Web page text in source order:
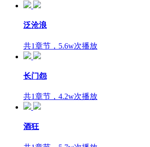
泛沧浪
共1章节，5.6w次播放
长门怨
共1章节，4.2w次播放
酒狂